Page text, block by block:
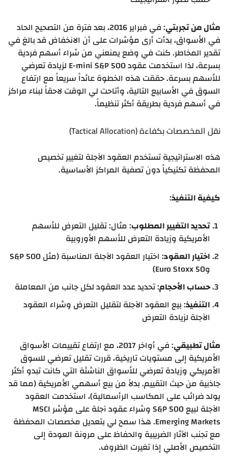
مثال من تجربتي
: في فبراير 2016، بعد فترة من التصحيح الحاد
في الأسواق، بدأت أرى مؤشرات على أن الانخفاض قد بالغ في
تقدير المخاطر. كنت في وضع يمنعني من شراء أسهم فردية
بسرعة، لذا استخدمت عقود E-mini S&P 500 لزيادة تعرضي
للأسهم بسرعة. حققت هذه الخطوة عائداً سريعاً مع ارتفاع
السوق في الأسابيع التالية، وأتاحت لي الوقت لاحقاً لبناء مراكز
في أسهم فردية بطريقة أكثر تنظيماً.
نقل المخصصات بكفاءة (Tactical Allocation)
هذه الاستراتيجية تستخدم العقود الآجلة لتغيير تخصيص
المحفظة تكتيكياً دون تصفية المراكز الأساسية.
كيفية التنفيذ:
تحديد التغيير المطلوب: مثال: تقليل التعرض للأسهم
الأمريكية وزيادة التعرض للأسهم الأوروبية
اختيار العقود
: اختيار العقود الآجلة المناسبة (مثل S&P 500
وEuro Stoxx 50)
حساب الأحجام: تحديد عدد العقود لكل جانب من المعاملة
التنفيذ: بيع العقود الآجلة لتقليل التعرض وشراء العقود
الآجلة لزيادة التعرض
مثال تطبيقي
: في أواخر 2017، مع ارتفاع تقييمات الأسواق
الأمريكية إلى مستويات تاريخية، قررت تقليل تعرضي للسوق
الأمريكي وزيادة تعرضي للأسواق الناشئة التي كانت تبدو أكثر
جاذبية من حيث التقييم. بدلاً من بيع أسهمي الأمريكية (مما قد
يولد ضرائب على المكاسب الرأسمالية)، استخدمت العقود
الآجلة لبيع S&P 500 وشراء عقود آجلة على مؤشر MSCI
Emerging Markets. هذا سمح لي بتعديل مخصصات المحفظة
مع تجنب الآثار الضريبية والحفاظ على مرونة العودة إلى
التخصيص الأصلي إذا تغيرت الظروف.